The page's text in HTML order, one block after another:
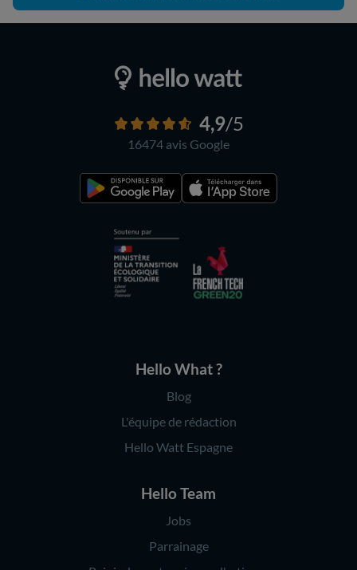
4,9/5
16474 avis Google
Hello What ?
Blog
L'équipe de rédaction
Hello Watt Espagne
Hello Team
Jobs
Parrainage